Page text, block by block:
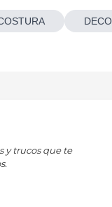
y trucos que te